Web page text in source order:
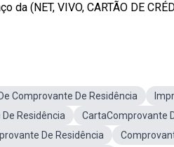
(NET, VIVO, CARTÃO DE
Comprovante De Residência
Residência
CartaComprovante
De Residência